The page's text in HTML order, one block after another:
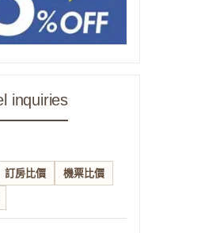
inquiries
訂房比價 機票比價